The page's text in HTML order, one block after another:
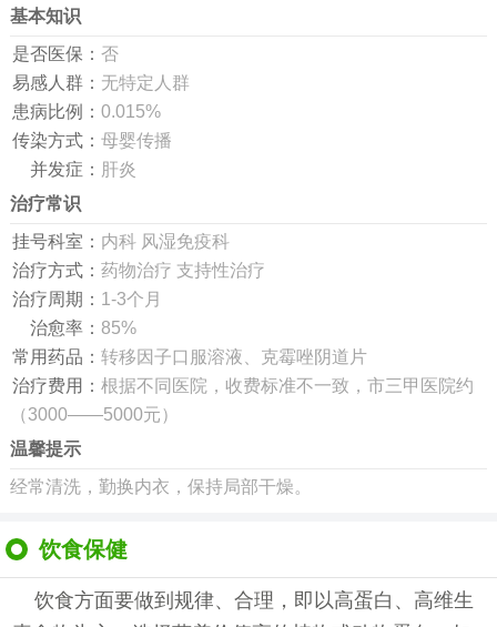
基本知识
是否医保： 否
易感人群： 无特定人群
患病比例： 0.015%
传染方式： 母婴传播
并发症： 肝炎
治疗常识
挂号科室： 内科 风湿免疫科
治疗方式： 药物治疗 支持性治疗
治疗周期： 1-3个月
治愈率： 85%
常用药品： 转移因子口服溶液、克霉唑阴道片
治疗费用： 根据不同医院，收费标准不一致，市三甲医院约
（3000——5000元）
温馨提示
经常清洗，勤换内衣，保持局部干燥。
饮食保健
饮食方面要做到规律、合理，即以高蛋白、高维生